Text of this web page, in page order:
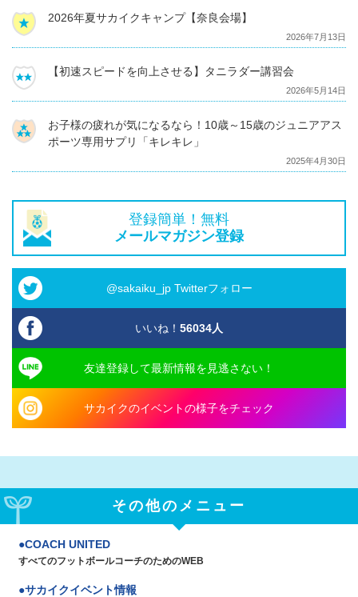
2026年夏サカイクキャンプ【奈良会場】
2026年7月13日
【初速スピードを向上させる】タニラダー講習会
2026年5月14日
お子様の疲れが気になるなら！10歳～15歳のジュニアアス
ポーツ専用サプリ「キレキレ」
2025年4月30日
登録簡単！無料
メールマガジン登録
@sakaiku_jp Twitterフォロー
いいね！ 56034人
友達登録して最新情報を見逃さない！
サカイクのイベントの様子をチェック
その他のメニュー
COACH UNITED
すべてのフットボールコーチのためのWEB
サカイクイベント情報